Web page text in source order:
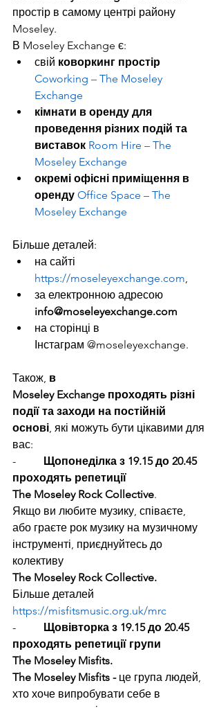
простір в самому центрі району
Moseley.
В Moseley Exchange є:
свій коворкинг простір
Coworking – The Moseley
Exchange
кімнати в оренду для
проведення різних подій та
виставок Room Hire – The
Moseley Exchange
окремі офісні приміщення в
оренду Office Space – The
Moseley Exchange
Більше деталей:
на сайті
https://moseleyexchange.com,
за електронною адресою
info@moseleyexchange.com
на сторінці в
Інстаграм @moseleyexchange.
Також, в
Moseley Exchange проходять різні
події та заходи на постійній
основі, які можуть бути цікавими для
вас:
-
Щопонеділка з 19.15 до 20.45
проходять репетиції
The Moseley Rock Collective.
Якщо ви любите музику, співаєте,
або граєте рок музику на музичному
інструменті, приєднуйтесь до
колективу
The Moseley Rock Collective.
Більше деталей
https://misfitsmusic.org.uk/mrc
-
Щовівторка з 19.15 до 20.45
проходять репетиції групи
The Moseley Misfits.
The Moseley Misfits - це група людей,
хто хоче випробувати себе в